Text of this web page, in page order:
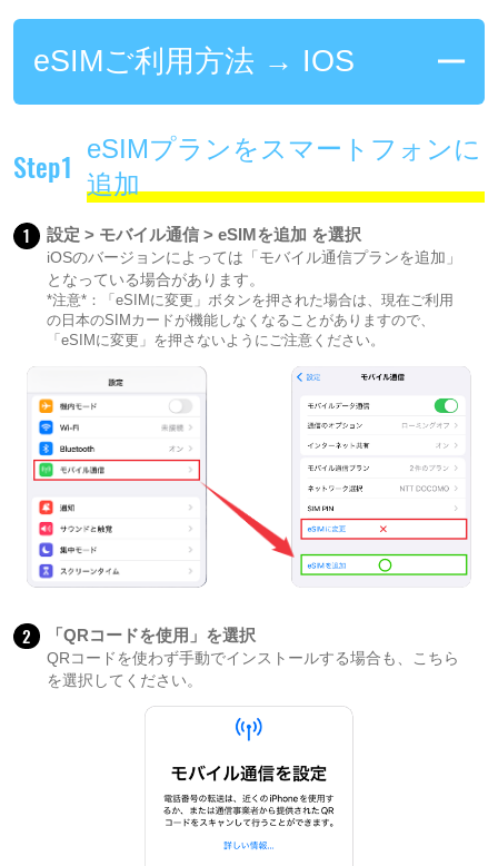
eSIMご利用方法 → IOS
Step1
eSIMプランをスマートフォンに
追加
1 設定 > モバイル通信 > eSIMを追加 を選択
iOSのバージョンによっては「モバイル通信プランを追加」
となっている場合があります。
*注意*：「eSIMに変更」ボタンを押された場合は、現在ご利用
の日本のSIMカードが機能しなくなることがありますので、
「eSIMに変更」を押さないようにご注意ください。
2 「QRコードを使用」を選択
QRコードを使わず手動でインストールする場合も、こちら
を選択してください。